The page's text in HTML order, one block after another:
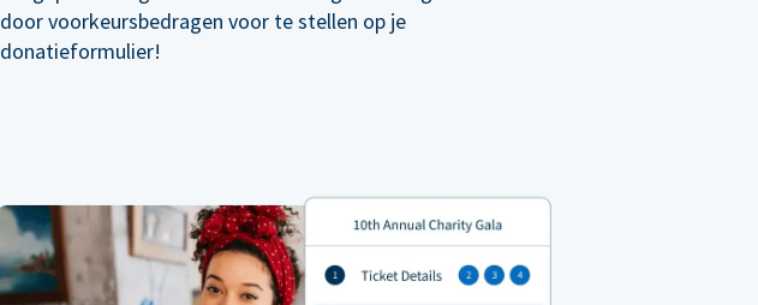
door voorkeursbedragen voor te stellen op je
donatieformulier!